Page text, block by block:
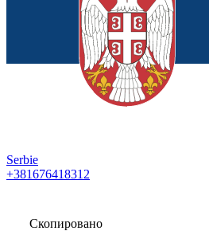
Serbie
+381676418312
Скопировано